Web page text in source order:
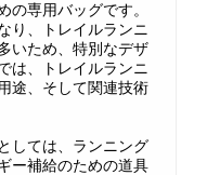
の専用バッグです。
り、トレイルランニ
いため、特別なデザ
は、トレイルランニ
途、そして関連技術
しては、ランニング
ー補給のための道具